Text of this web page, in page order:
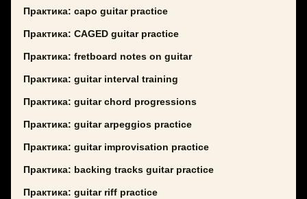
Практика: capo guitar practice
Практика: CAGED guitar practice
Практика: fretboard notes on guitar
Практика: guitar interval training
Практика: guitar chord progressions
Практика: guitar arpeggios practice
Практика: guitar improvisation practice
Практика: backing tracks guitar practice
Практика: guitar riff practice